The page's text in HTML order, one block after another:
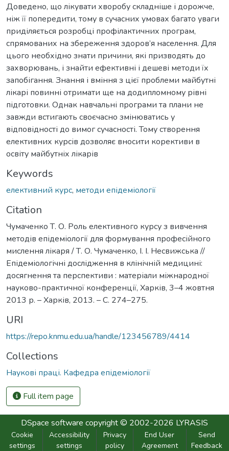
Доведено, що лікувати хворобу складніше і дорожче,
ніж її попередити, тому в сучасних умовах багато уваги
приділяється розробці профілактичних програм,
спрямованих на збереження здоров’я населення. Для
цього необхідно знати причини, які призводять до
захворювань, і знайти ефективні і дешеві методи їх
запобігання. Знання і вміння з цієї проблеми майбутні
лікарі повинні отримати ще на додипломному рівні
підготовки. Однак навчальні програми та плани не
завжди встигають своєчасно змінюватись у
відповідності до вимог сучасності. Тому створення
елективних курсів дозволяє вносити корективи в
освіту майбутніх лікарів
Keywords
елективний курс, методи епідеміології
Citation
Чумаченко Т. О. Роль елективного курсу з вивчення
методів епідеміології для формування професійного
мислення лікаря / Т. О. Чумаченко, І. І. Несвижська //
Епідеміологічні дослідження в клінічній медицині:
досягнення та перспективи : матеріали міжнародної
науково-практичної конференції, Харків, 3–4 жовтня
2013 р. – Харків, 2013. – С. 274–275.
URI
https://repo.knmu.edu.ua/handle/123456789/4414
Collections
Наукові праці. Кафедра епідеміології
Full item page
DSpace software copyright © 2002-2026 LYRASIS
Cookie
settings
Accessibility
settings
Privacy
policy
End User
Agreement
Send
Feedback